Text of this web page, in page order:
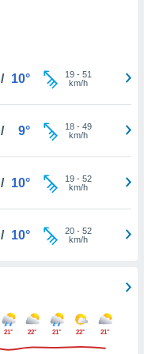
/ 10° 19- 51
km/h
/ 9° 18- 49
km/h
/ 10° 19- 52
km/h
/ 10° 20- 52
km/h
21° 22° 21° 22° 21°